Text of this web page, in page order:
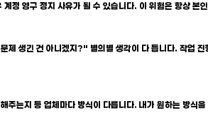
정 영구 정지 사유가 될 수 있습니다. 이 위험은 항상 본
생긴 건 아니겠지?" 별의별 생각이 다 듭니다. 작업
는지 등 업체마다 방식이 다릅니다. 내가 원하는 방식